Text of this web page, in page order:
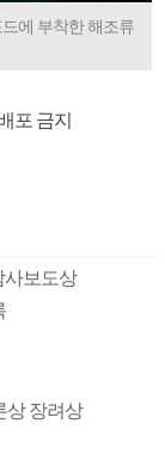
에 부착한 해조류
포 금지
사보도상
상 장려상